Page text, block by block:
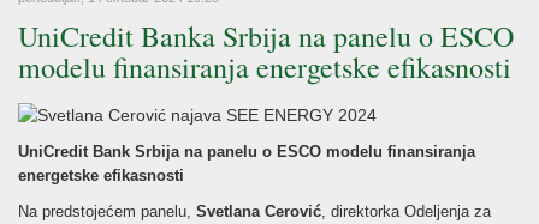
UniCredit Banka Srbija na panelu o ESCO
modelu finansiranja energetske efikasnosti
UniCredit Bank Srbija na panelu o ESCO modelu finansiranja
energetske efikasnosti
Na predstojećem panelu, Svetlana Cerović , direktorka Odeljenja za